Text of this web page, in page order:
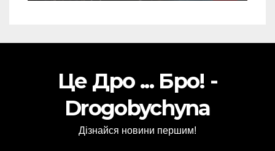
Це Дро ... Бро! -
Drogobychyna
Дізнайся новини першим!